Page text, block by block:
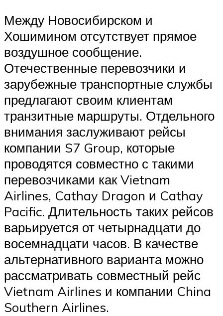
Между Новосибирском и
Хошимином отсутствует прямое
воздушное сообщение.
Отечественные перевозчики и
зарубежные транспортные службы
предлагают своим клиентам
транзитные маршруты. Отдельного
внимания заслуживают рейсы
компании S7 Group, которые
проводятся совместно с такими
перевозчиками как Vietnam
Airlines, Cathay Dragon и Cathay
Pacific. Длительность таких рейсов
варьируется от четырнадцати до
восемнадцати часов. В качестве
альтернативного варианта можно
рассматривать совместный рейс
Vietnam Airlines и компании China
Southern Airlines.